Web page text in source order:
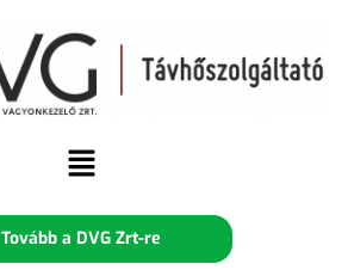
Tovább a DVG Zrt-re